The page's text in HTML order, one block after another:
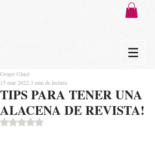
TIPS PARA TENER UNA
ALACENA DE REVISTA!
Grupo Glacé
15 mar 2022 3 min de lectura
Obtuvo NaN de 5 estrellas.